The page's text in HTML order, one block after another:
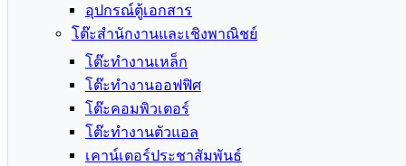
อุปกรณ์ตู้เอกสาร
โต๊ะสำนักงานและเชิงพาณิชย์
โต๊ะทำงานเหล็ก
โต๊ะทำงานออฟฟิศ
โต๊ะคอมพิวเตอร์
โต๊ะทำงานตัวแอล
เคาน์เตอร์ประชาสัมพันธ์